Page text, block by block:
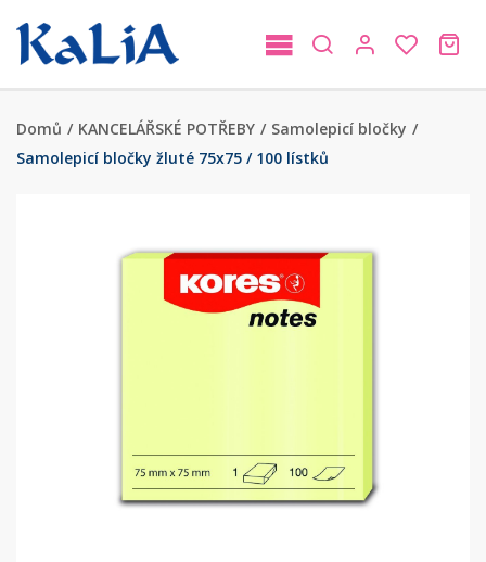
Domů / KANCELÁŘSKÉ POTŘEBY / Samolepicí bločky /
Samolepicí bločky žluté 75x75 / 100 lístků